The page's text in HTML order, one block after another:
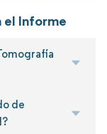
el Informe
de